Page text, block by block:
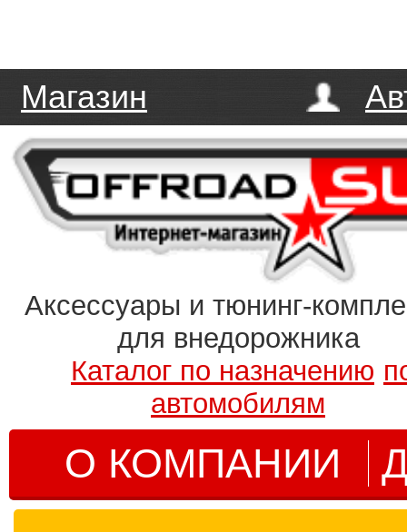
Магазин
Аксессуары и тюнинг-
для внедорожника
Каталог по назначению
автомобилям
О КОМПАНИИ